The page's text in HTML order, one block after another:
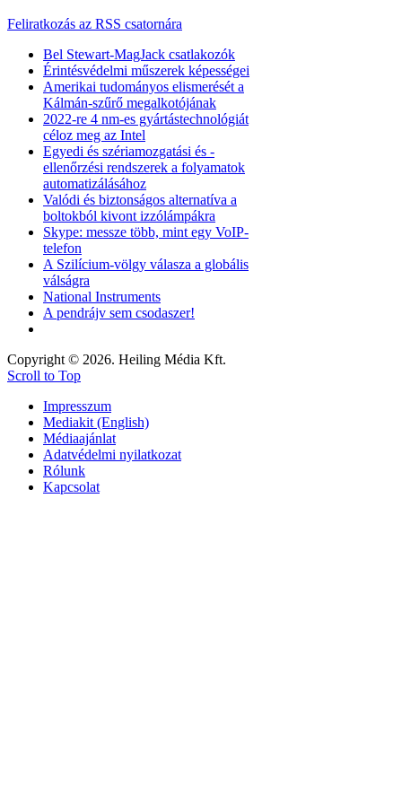
Feliratkozás az RSS csatornára
Bel Stewart-MagJack csatlakozók
Érintésvédelmi műszerek képességei
Amerikai tudományos elismerését a
Kálmán-szűrő megalkotójának
2022-re 4 nm-es gyártástechnológiát
céloz meg az Intel
Egyedi és szériamozgatási és -
ellenőrzési rendszerek a folyamatok
automatizálásához
Valódi és biztonságos alternatíva a
boltokból kivont izzólámpákra
Skype: messze több, mint egy VoIP-
telefon
A Szilícium-völgy válasza a globális
válságra
National Instruments
A pendrájv sem csodaszer!
Copyright © 2026. Heiling Média Kft.
Scroll to Top
Impresszum
Mediakit (English)
Médiaajánlat
Adatvédelmi nyilatkozat
Rólunk
Kapcsolat